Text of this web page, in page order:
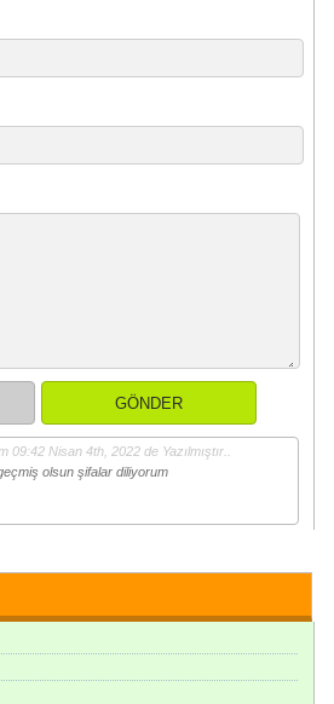
09:42 Nisan 4th, 2022 de Yazılmıştır..
olsun şifalar diliyorum